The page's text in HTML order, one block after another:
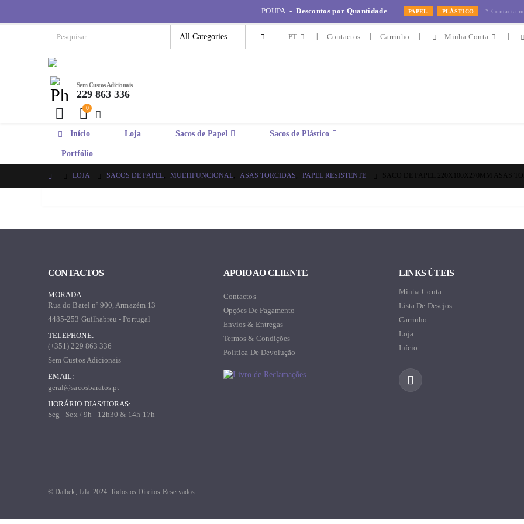
POUPA -Descontos por Quantidade PAPEL PLÁSTICO * Contacta-
PT Contactos Carrinho Minha Conta
Sem Custos Adicionais
229 863 336
0
Início Loja Sacos de Papel Sacos de Plástico
Portfólio
LOJA SACOS DE PAPEL MULTIFUNCIONAL ASAS TORCIDAS PAPEL RESISTENTE
CONTACTOS
MORADA:
Rua do Batel nº 900, Armazém 13
4485-253 Guilhabreu - Portugal
TELEPHONE:
(+351) 229 863 336
Sem Custos Adicionais
EMAIL:
geral@sacosbaratos.pt
HORÁRIO DIAS/HORAS:
Seg - Sex / 9h - 12h30 & 14h-17h
APOIO AO CLIENTE
Contactos
Opções De Pagamento
Envios & Entregas
Termos & Condições
Política De Devolução
LINKS ÚTEIS
Minha Conta
Lista De Desejos
Carrinho
Loja
Início
© Dalbek, Lda. 2024. Todos os Direitos Reservados